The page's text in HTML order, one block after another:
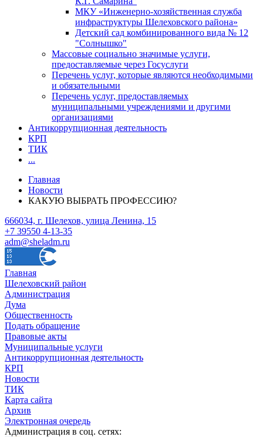
МКУ «Инженерно-хозяйственная служба
инфраструктуры Шелеховского района»
Детский сад комбинированного вида № 12
"Солнышко"
Массовые социально значимые услуги,
предоставляемые через Госуслуги
Перечень услуг, которые являются необходимыми
и обязательными
Перечень услуг, предоставляемых
муниципальными учреждениями и другими
организациями
Антикоррупционная деятельность
КРП
ТИК
...
Главная
Новости
КАКУЮ ВЫБРАТЬ ПРОФЕССИЮ?
666034, г. Шелехов, улица Ленина, 15
+7 39550 4-13-35
adm@sheladm.ru
Главная
Шелеховский район
Администрация
Дума
Общественность
Подать обращение
Правовые акты
Муниципальные услуги
Антикоррупционная деятельность
КРП
Новости
ТИК
Карта сайта
Архив
Электронная очередь
Администрация в соц. сетях: